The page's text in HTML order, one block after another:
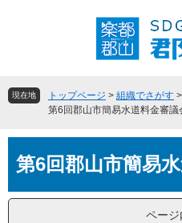
頭
飛
へ
現在地 トップページ > 組織でさがす >
第6回郡山市簡易水道料金審議
文第6回郡山市簡易
ページ